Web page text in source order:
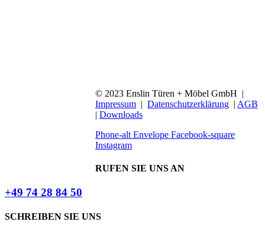
© 2023 Enslin Türen + Möbel GmbH |
Impressum | Datenschutzerklärung | AGB
| Downloads
Phone-alt Envelope Facebook-square
Instagram
RUFEN SIE UNS AN
+49 74 28 84 50
SCHREIBEN SIE UNS